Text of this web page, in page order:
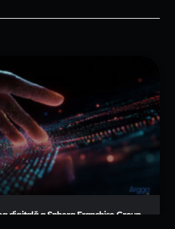
digitală a Sphera Franchise Group